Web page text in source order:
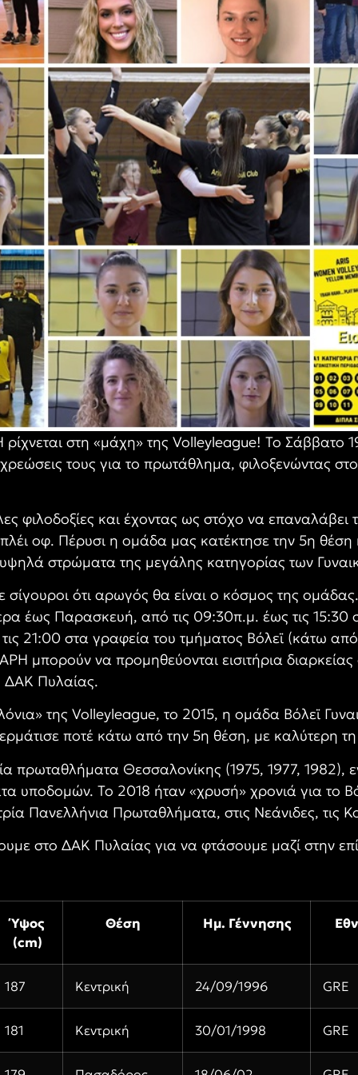
στη «μάχη» της Volleyleague! Το Σάββατο
τους για το πρωτάθλημα, φιλοξενώντας
φιλοδοξίες και έχοντας ως στόχο να επαναλάβει
οφ. Πέρυσι η ομάδα μας κατέκτησε την 5η θέση
στρώματα της μεγάλης κατηγορίας των
σίγουροι ότι αρωγός θα είναι ο κόσμος της
έως Παρασκευή, από τις 09:30π.μ. έως τις
21:00 στα γραφεία του τμήματος Βόλεϊ (κάτω
ΑΡΗ μπορούν να προμηθεύονται εισιτήρια
ΔΑΚ Πυλαίας.
της Volleyleague, το 2015, η ομάδα Βόλεϊ
ποτέ κάτω από την 5η θέση, με καλύτερη τη
πρωταθλήματα Θεσσαλονίκης (1975, 1977, 1982),
υποδομών. Το 2018 ήταν «χρυσή» χρονιά για το
Πανελλήνια Πρωταθλήματα, στις Νεάνιδες, τις
στο ΔΑΚ Πυλαίας για να φτάσουμε μαζί στην
Ύψος
(cm)
Θέση Ημ. Γέννησης
187 Κεντρική 24/09/1996 GRE
181 Κεντρική 30/01/1998 GRE